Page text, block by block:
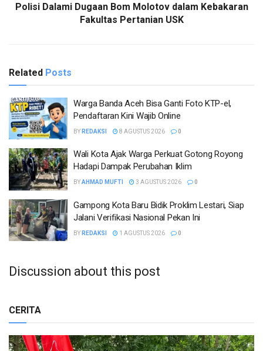
Polisi Dalami Dugaan Bom Molotov dalam Kebakaran
Fakultas Pertanian USK
Related Posts
Warga Banda Aceh Bisa Ganti Foto KTP-el,
Pendaftaran Kini Wajib Online
BY REDAKSI 8 AGUSTUS 2026 0
Wali Kota Ajak Warga Perkuat Gotong Royong
Hadapi Dampak Perubahan Iklim
BYAHMAD MUFTI 3 AGUSTUS 2026 0
Gampong Kota Baru Bidik Proklim Lestari, Siap
Jalani Verifikasi Nasional Pekan Ini
BY REDAKSI 1 AGUSTUS 2026 0
Discussion about this post
CERITA